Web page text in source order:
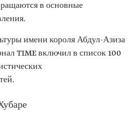
в основные
имени короля Абдул-Азиза
TIME включил в список 100